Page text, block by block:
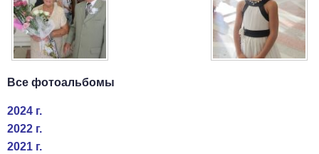
Все фотоальбомы
2024 г.
2022 г.
2021 г.